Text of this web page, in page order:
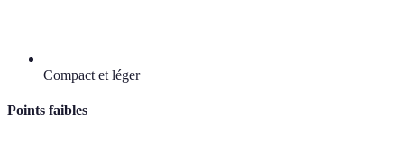
Compact et léger
Points faibles